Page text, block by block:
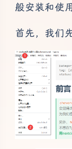
般安装和使
首先，我们